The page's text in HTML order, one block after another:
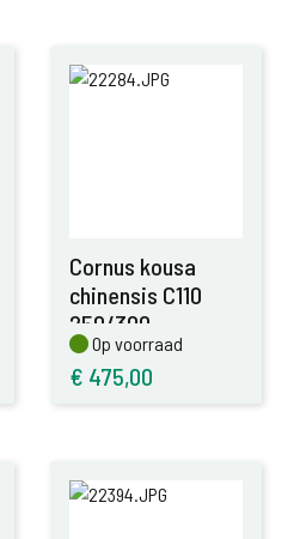
Cornus kousa
chinensis C110
250/300
Op voorraad
Op voorraad
€ 475,00